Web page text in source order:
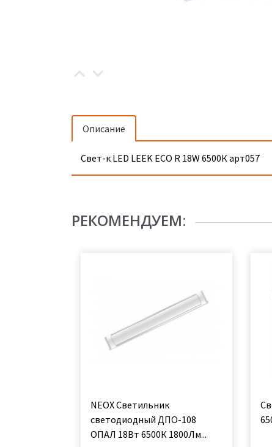
Описание
Свет-к LED LEEK ECO R 18W 6500К арт057
РЕКОМЕНДУЕМ:
NEOX Светильник
светодиодный ДПО-108
ОПАЛ 18Вт 6500К 1800Лм...